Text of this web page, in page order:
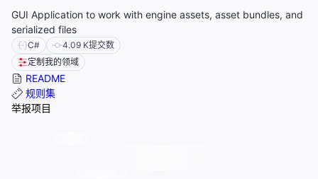
GUI Application to work with engine assets, asset bundles, and
serialized files
C# 4.09 K提交数
定制我的领域
README
规则集
举报项目